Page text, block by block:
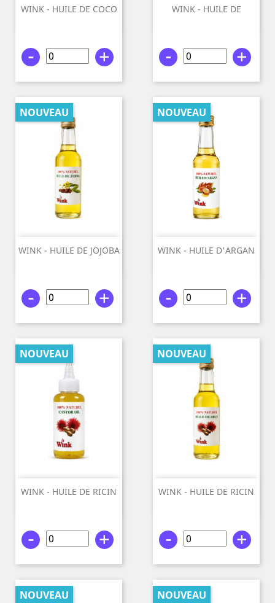
WINK - HUILE DE COCO
- +
WINK - HUILE DE
- +
WINK - HUILE DE JOJOBA
NOUVEAU
- +
WINK - HUILE D'ARGAN
NOUVEAU
- +
WINK - HUILE DE RICIN
NOUVEAU
- +
WINK - HUILE DE RICIN
NOUVEAU
- +
NOUVEAU NOUVEAU